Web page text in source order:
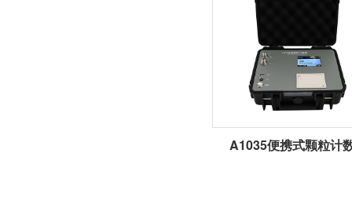
A1035便携式颗粒计